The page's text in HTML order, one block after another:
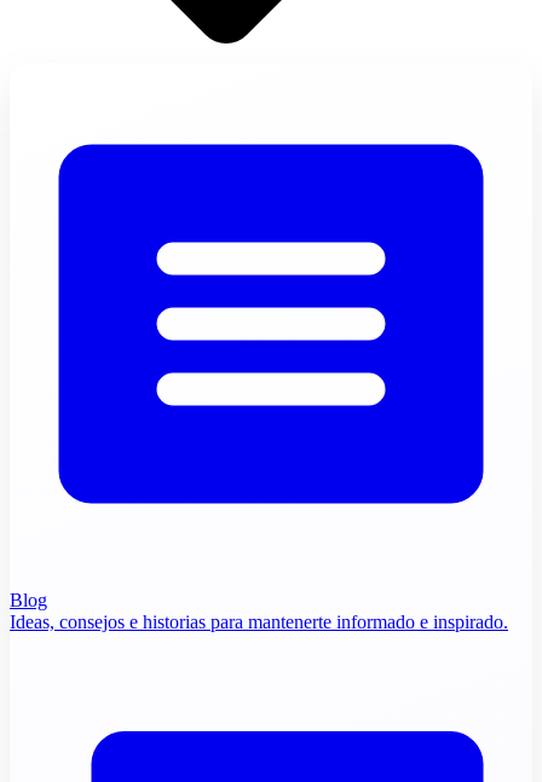
Blog
Ideas, consejos e historias para mantenerte informado e inspirado.